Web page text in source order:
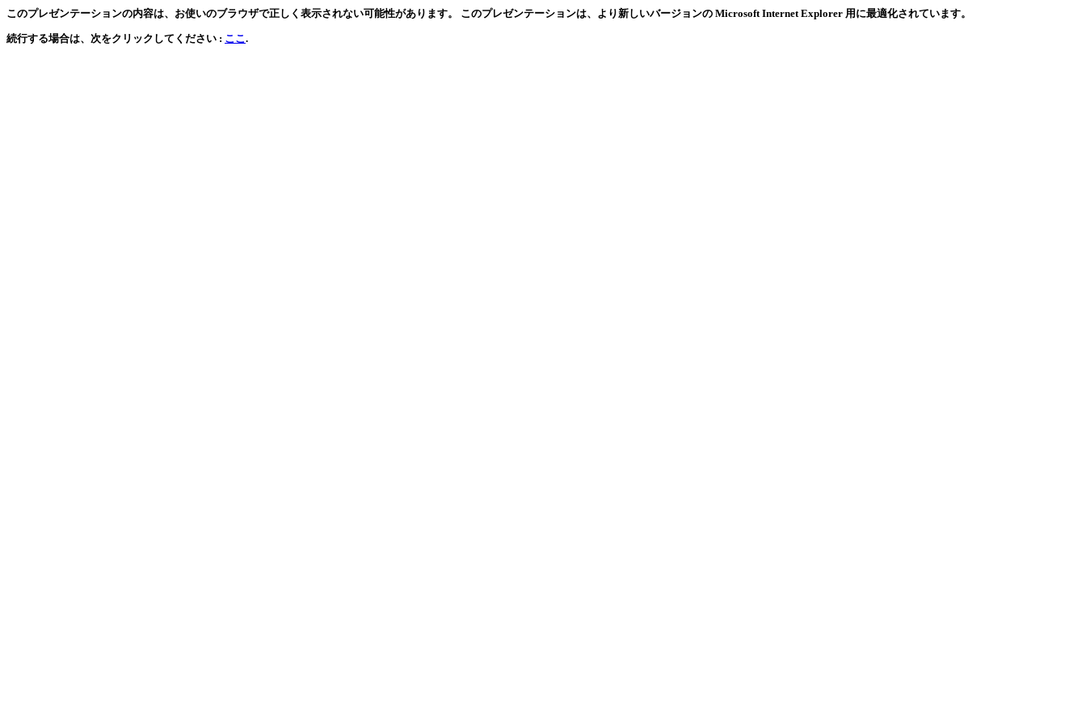
このプレゼンテーションの内容は、お使いのブラウザで正しく表示されない可能性があります。 このプレゼンテーションは、より新しいバージョンの Microsoft Internet Explorer 用に最適化されています。
続行する場合は、次をクリックしてください : ここ.